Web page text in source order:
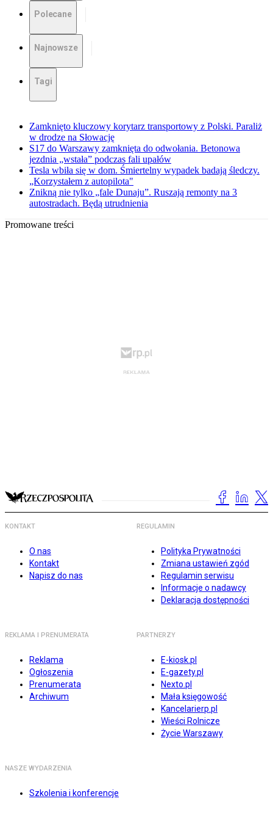
Polecane
Najnowsze
Tagi
Zamknięto kluczowy korytarz transportowy z Polski. Paraliż
w drodze na Słowację
S17 do Warszawy zamknięta do odwołania. Betonowa
jezdnia „wstała” podczas fali upałów
Tesla wbiła się w dom. Śmiertelny wypadek badają śledczy.
„Korzystałem z autopilota"
Znikną nie tylko „fale Dunaju”. Ruszają remonty na 3
autostradach. Będą utrudnienia
Promowane treści
KONTAKT
O nas
Kontakt
Napisz do nas
REGULAMIN
Polityka Prywatności
Zmiana ustawień zgód
Regulamin serwisu
Informacje o nadawcy
Deklaracja dostępności
REKLAMA I PRENUMERATA
Reklama
Ogłoszenia
Prenumerata
Archiwum
PARTNERZY
E-kiosk.pl
E-gazety.pl
Nexto.pl
Mała księgowość
Kancelarierp.pl
Wieści Rolnicze
Życie Warszawy
NASZE WYDARZENIA
Szkolenia i konferencje